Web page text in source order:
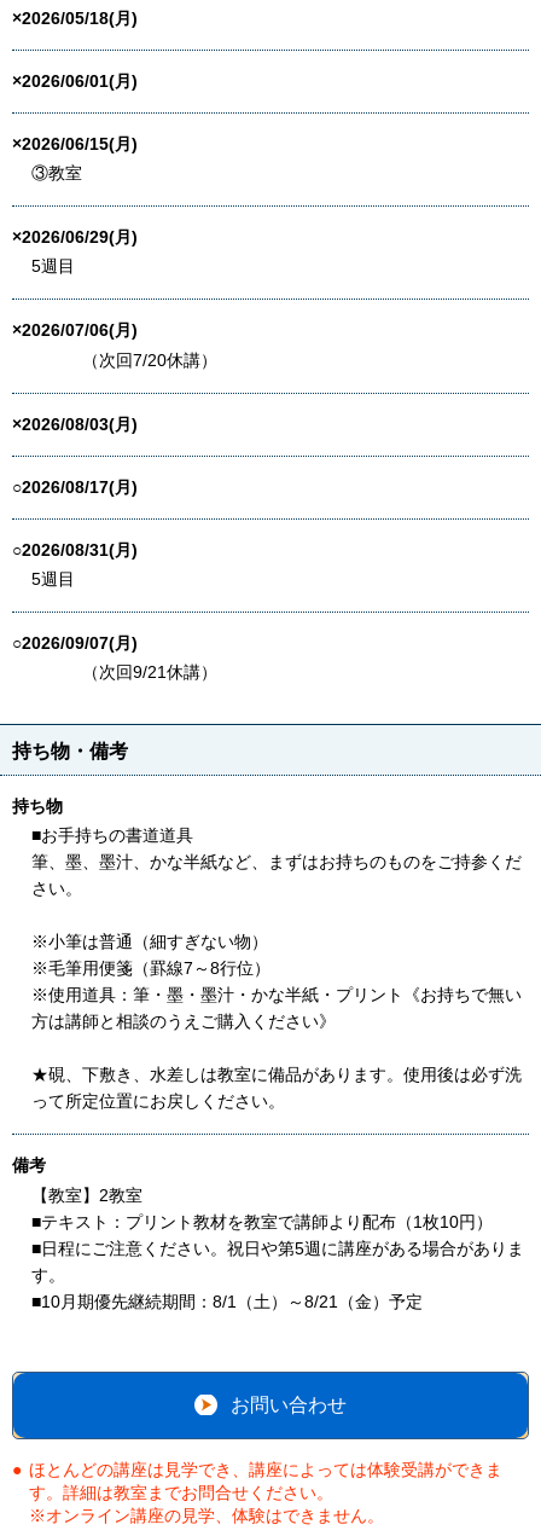
×2026/05/18(月)
×2026/06/01(月)
×2026/06/15(月)
③教室
×2026/06/29(月)
5週目
×2026/07/06(月)
（次回7/20休講）
×2026/08/03(月)
○2026/08/17(月)
○2026/08/31(月)
5週目
○2026/09/07(月)
（次回9/21休講）
持ち物・備考
持ち物
■お手持ちの書道道具
筆、墨、墨汁、かな半紙など、まずはお持ちのものをご持参くだ
さい。
※小筆は普通（細すぎない物）
※毛筆用便箋（罫線7～8行位）
※使用道具：筆・墨・墨汁・かな半紙・プリント《お持ちで無い
方は講師と相談のうえご購入ください》
★硯、下敷き、水差しは教室に備品があります。使用後は必ず洗
って所定位置にお戻しください。
備考
【教室】2教室
■テキスト：プリント教材を教室で講師より配布（1枚10円）
■日程にご注意ください。祝日や第5週に講座がある場合がありま
す。
■10月期優先継続期間：8/1（土）～8/21（金）予定
お問い合わせ
ほとんどの講座は見学でき、講座によっては体験受講ができま
す。詳細は教室までお問合せください。
※オンライン講座の見学、体験はできません。